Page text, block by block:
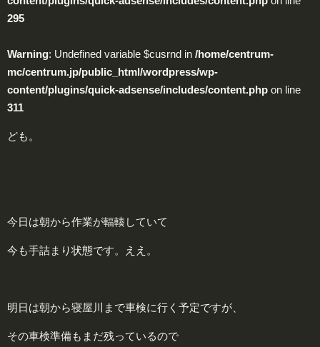
295
Warning: Undefined variable $cusrnd in /home/centrum-
mc/centrum.jp/public_html/wordpress/wp-
content/plugins/quick-adsense/includes/content.php on line
311
ども。
今日は朝から作業が輻輳していて
今も手詰まり状態です。ええ。
明日は朝から寝屋川まで車検に行く予定ですが、
その車検準備もまだ残っているので